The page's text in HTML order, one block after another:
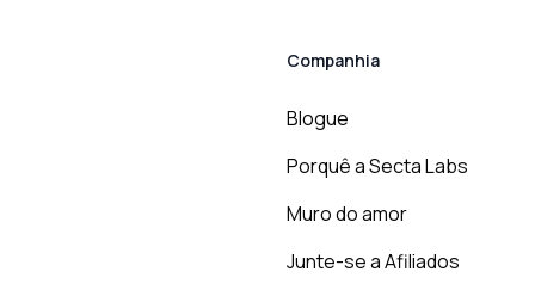
Companhia
Blogue
Porquê a Secta Labs
Muro do amor
Junte-se a Afiliados